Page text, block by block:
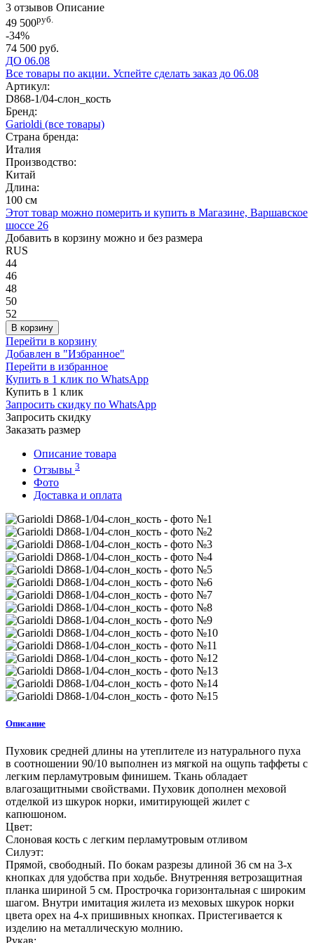
3 отзывов Описание
49 500руб.
-34%
74 500 руб.
ДО 06.08
Все товары по акции. Успейте сделать заказ до 06.08
Артикул:
D868-1/04-слон_кость
Бренд:
Garioldi (все товары)
Страна бренда:
Италия
Производство:
Китай
Длина:
100 см
Этот товар можно померить и купить в Магазине, Варшавское
шоссе 26
Добавить в корзину можно и без размера
RUS
44
46
48
50
52
В корзину
Перейти в корзину
Добавлен в "Избранное"
Перейти в избранное
Купить в 1 клик по WhatsApp
Купить в 1 клик
Запросить скидку по WhatsApp
Запросить скидку
Заказать размер
Описание товара
Отзывы 3
Фото
Доставка и оплата
Описание
Пуховик средней длины на утеплителе из натурального пуха
в соотношении 90/10 выполнен из мягкой на ощупь таффеты с
легким перламутровым финишем. Ткань обладает
влагозащитными свойствами. Пуховик дополнен меховой
отделкой из шкурок норки, имитирующей жилет с
капюшоном.
Цвет:
Слоновая кость с легким перламутровым отливом
Силуэт:
Прямой, свободный. По бокам разрезы длиной 36 см на 3-х
кнопках для удобства при ходьбе. Внутренняя ветрозащитная
планка шириной 5 см. Прострочка горизонтальная с широким
шагом. Внутри имитация жилета из меховых шкурок норки
цвета орех на 4-х пришивных кнопках. Пристегивается к
изделию на металлическую молнию.
Рукав: